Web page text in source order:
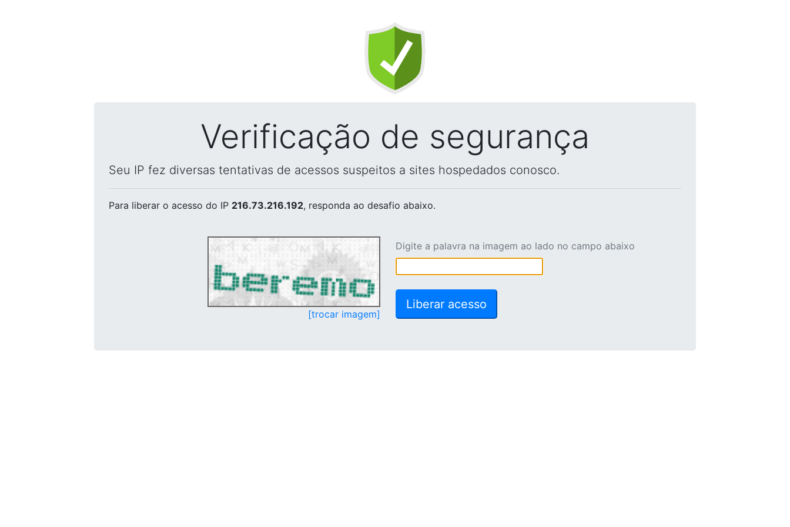
Verificação de segurança
Seu IP fez diversas tentativas de acessos suspeitos a sites hospedados conosco.
Para liberar o acesso do IP 216.73.216.192, responda ao desafio abaixo.
[trocar imagem]
Digite a palavra na imagem ao lado no campo abaixo